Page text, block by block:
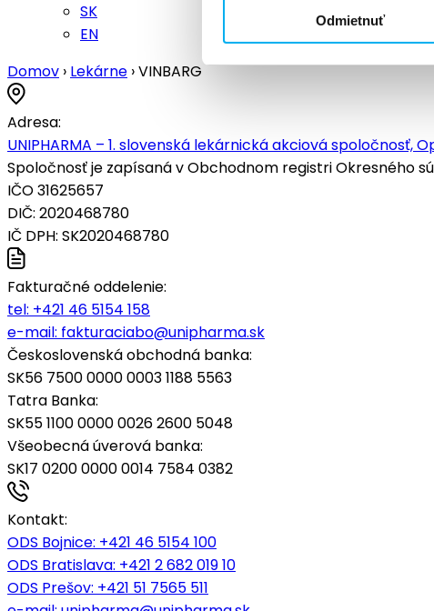
Odmietnuť
SK
EN
Domov › Lekárne ›VINBARG
Adresa:
UNIPHARMA – 1. slovenská lekárnická akciová spoločnosť,
Spoločnosť je zapísaná v Obchodnom registri Okresného
IČO 31625657
DIČ: 2020468780
IČ DPH: SK2020468780
Fakturačné oddelenie:
tel: +421 46 5154 158
e-mail: fakturaciabo@unipharma.sk
Československá obchodná banka:
SK56 7500 0000 0003 1188 5563
Tatra Banka:
SK55 1100 0000 0026 2600 5048
Všeobecná úverová banka:
SK17 0200 0000 0014 7584 0382
Kontakt:
ODS Bojnice: +421 46 5154 100
ODS Bratislava: +421 2 682 019 10
ODS Prešov: +421 51 7565 511